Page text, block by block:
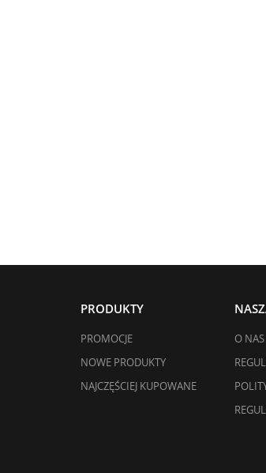
PRODUKTY
PROMOCJE
NOWE PRODUKTY
NAJCZĘŚCIEJ KUPOWANE
O NAS